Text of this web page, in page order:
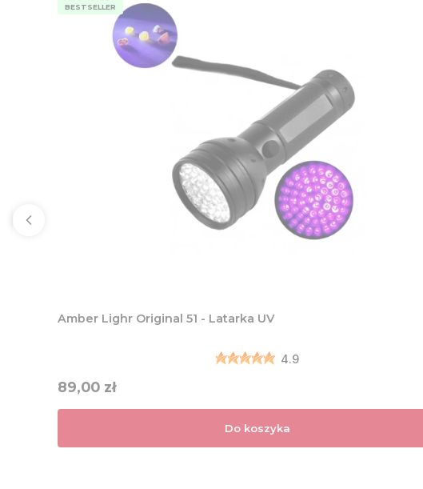
BESTSELLER
Amber Lighr Original 51 - Latarka UV
4.9
Cena
89,00 zł
Do koszyka